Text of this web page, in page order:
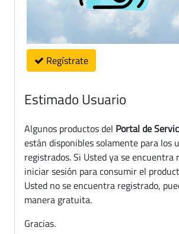
Regístrate
Estimado Usuario
Algunos productos del Portal de
están disponibles solamente para los
registrados. Si Usted ya se encuentra
iniciar sesión para consumir el
Usted no se encuentra registrado,
manera gratuita.
Gracias.